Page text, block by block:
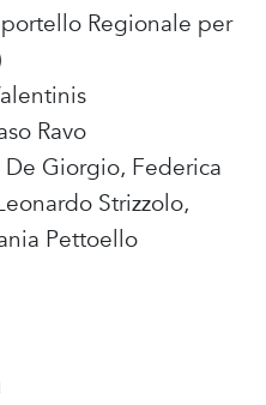
Regionale per
Ravo
Giorgio, Federica
Strizzolo,
Pettoello